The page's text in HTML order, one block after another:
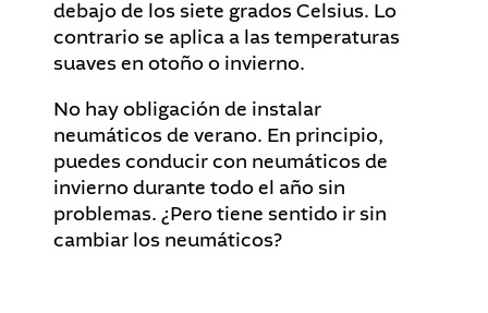
debajo de los siete grados Celsius. Lo
contrario se aplica a las temperaturas
suaves en otoño o invierno.
No hay obligación de instalar
neumáticos de verano. En principio,
puedes conducir con neumáticos de
invierno durante todo el año sin
problemas. ¿Pero tiene sentido ir sin
cambiar los neumáticos?